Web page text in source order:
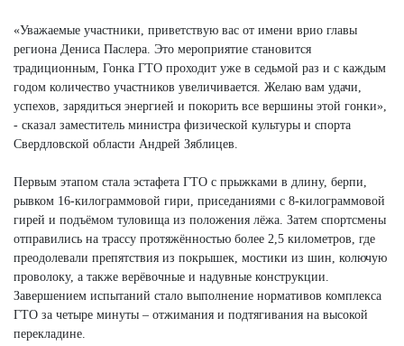
«Уважаемые участники, приветствую вас от имени врио главы
региона Дениса Паслера. Это мероприятие становится
традиционным, Гонка ГТО проходит уже в седьмой раз и с каждым
годом количество участников увеличивается. Желаю вам удачи,
успехов, зарядиться энергией и покорить все вершины этой гонки»,
- сказал заместитель министра физической культуры и спорта
Свердловской области Андрей Зяблицев.
Первым этапом стала эстафета ГТО с прыжками в длину, берпи,
рывком 16-килограммовой гири, приседаниями с 8-килограммовой
гирей и подъёмом туловища из положения лёжа. Затем спортсмены
отправились на трассу протяжённостью более 2,5 километров, где
преодолевали препятствия из покрышек, мостики из шин, колючую
проволоку, а также верёвочные и надувные конструкции.
Завершением испытаний стало выполнение нормативов комплекса
ГТО за четыре минуты – отжимания и подтягивания на высокой
перекладине.